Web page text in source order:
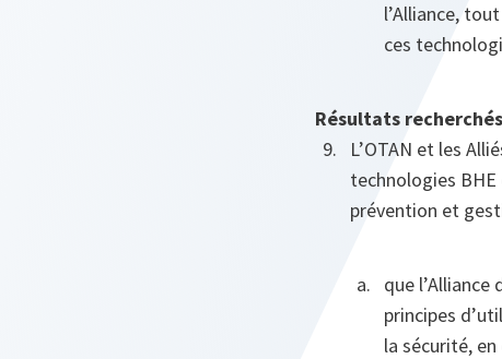
l’Alliance,
ces
Résultats recherchés
L’OTAN et les
technologies
prévention et
que
principes
la sécurité, en